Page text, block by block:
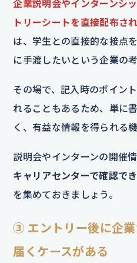
企業説明会やインターンシ
トリーシートを直接配布さ
は、学生との直接的な接点
に手渡したいという企業の
その場で、記入時のポイン
れることもあるため、単に
く、有益な情報を得られる
説明会やインターンの開催
キャリアセンターで確認でき
を集めておきましょう。
③ エントリー後に企
届くケースがある